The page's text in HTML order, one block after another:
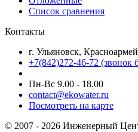
Список сравнения
Контакты
г. Ульяновск,
+7(842)272-46-72 (звонок
Пн-Вс 9.00 - 18.00
contact@ekowater.ru
Посмотреть на карте
© 2007 - 2026 Инженерный